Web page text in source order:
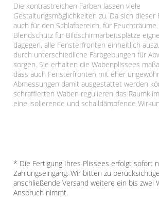
Die kontrastreichen Farben lassen viele
Gestaltungsmöglichkeiten zu. Da sich dieser
auch für den Schlafbereich, für Feuchträume
Blendschutz für Bildschirmarbeitsplätze
dagegen, alle Fensterfronten einheitlich
durch unterschiedliche Farbgebungen für
sorgen. Sie erhalten die Wabenplissees
dass auch Fensterfronten mit eher
Abmessungen damit ausgestattet werden
schraffierten Waben regulieren das
eine isolierende und schalldämpfende
* Die Fertigung Ihres Plissees erfolgt sofort
Zahlungseingang. Wir bitten zu
anschließende Versand weitere ein bis zwei
Anspruch nimmt.